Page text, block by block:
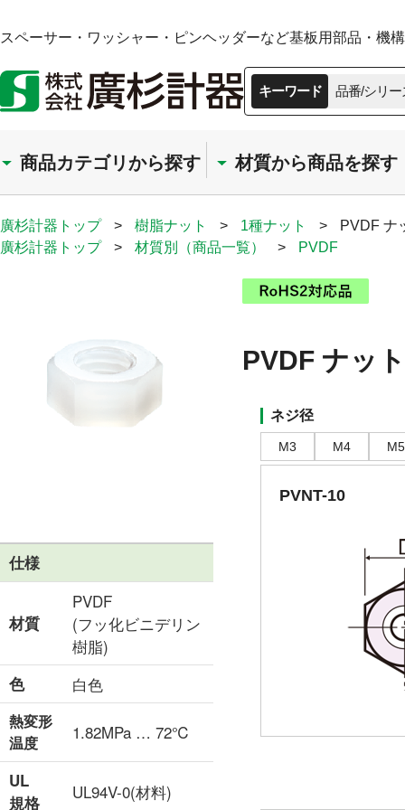
スペーサー・ワッシャー・ピンヘッダーなど基板用部品・機
キーワード 品番/シリー
商品カテゴリから探す 材質から商品を探す
廣杉計器トップ > 樹脂ナット > 1種ナット >
PVDF ナ
廣杉計器トップ
> 材質別（商品一覧） > PVDF
仕様
材質
PVDF
(フッ化ビニデリン
樹脂)
色 白色
熱変形
温度
1.82MPa … 72℃
UL
規格
UL94V-0(材料)
PVDF ナッ
ネジ径
M3 M4 M5
PVNT-10